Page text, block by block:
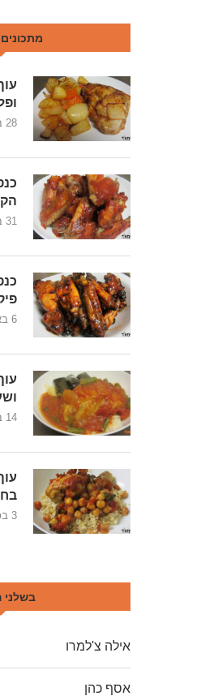
28 בינואר 2015
31 בדצמבר 2013
6 באפריל 2014
14 ביוני 2016
3 בפברואר 2014
בשלני
אילה צ'למרו
אסף כהן